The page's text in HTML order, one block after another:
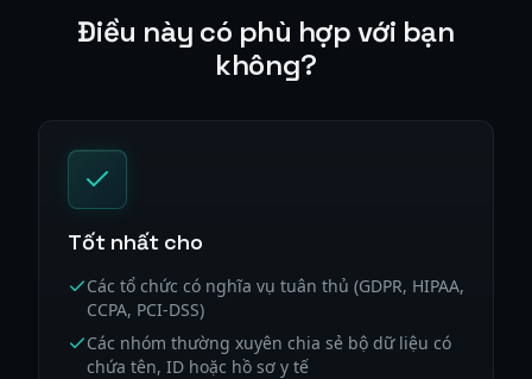
Điều này có phù hợp với bạn
không?
Tốt nhất cho
Các tổ chức có nghĩa vụ tuân thủ (GDPR, HIPAA,
CCPA, PCI-DSS)
Các nhóm thường xuyên chia sẻ bộ dữ liệu có
chứa tên, ID hoặc hồ sơ y tế